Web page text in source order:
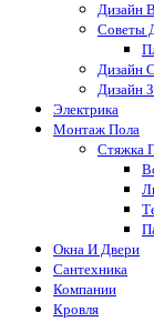
Дизайн
Советы
Дизайн
Дизайн
Электрика
Монтаж Пола
Стяжка
Окна И Двери
Сантехника
Компании
Кровля